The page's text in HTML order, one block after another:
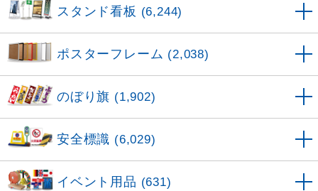
スタンド看板 (6,244)
ポスターフレーム (2,038)
のぼり旗 (1,902)
安全標識 (6,029)
イベント用品 (631)